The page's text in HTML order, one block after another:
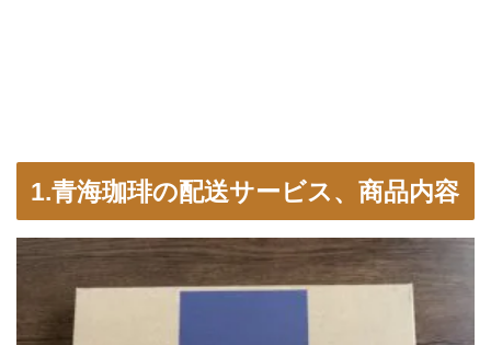
1.青海珈琲の配送サービス、商品内容